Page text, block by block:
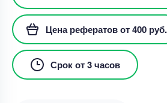
Цена рефератов от 400 руб.
Срок от 3 часов